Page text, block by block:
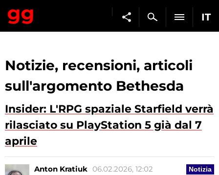
IT
Notizie, recensioni, articoli
sull'argomento Bethesda
Insider: L'RPG spaziale Starfield verrà
rilasciato su PlayStation 5 già dal 7
aprile
Notizia
Anton Kratiuk 06.02.2026, 12:02